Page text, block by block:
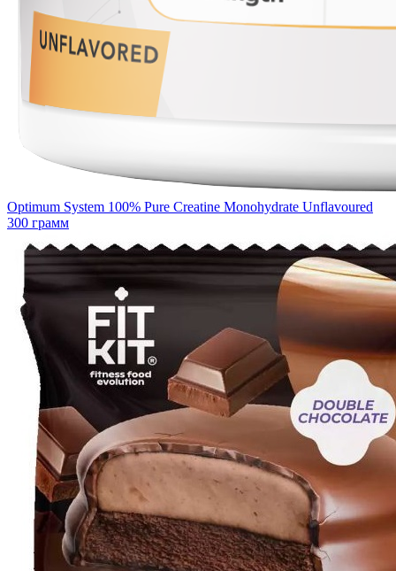
Optimum System 100% Pure Creatine Monohydrate Unflavoured
300 грамм